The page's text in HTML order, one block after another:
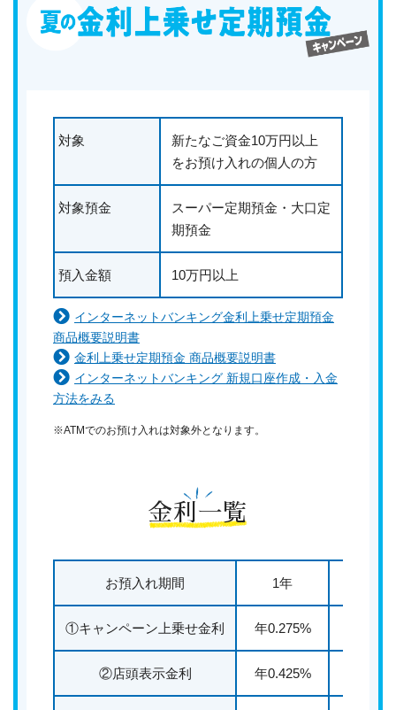
対象
新たなご資金10万円以上
をお預け入れの個人の方
対象預金
スーパー定期預金・大口定
期預金
預入金額 10万円以上
インターネットバンキング金利上乗せ定期預金
商品概要説明書
金利上乗せ定期預金 商品概要説明書
インターネットバンキング 新規口座作成・入金
方法をみる
※ATMでのお預け入れは対象外となります。
金利一覧
お預入れ期間 1年
①キャンペーン上乗せ金利 年0.275%
②店頭表示金利 年0.425%